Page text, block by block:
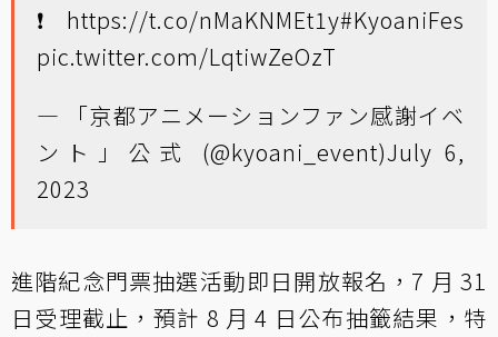
❗️ https://t.co/nMaKNMEt1y#KyoaniFes
pic.twitter.com/LqtiwZeOzT
— 「京都アニメーションファン感謝イベ
ント」公式 (@kyoani_event)July 6,
2023
進階紀念門票抽選活動即日開放報名，7 月 31
日受理截止，預計 8 月 4 日公布抽籤結果，特